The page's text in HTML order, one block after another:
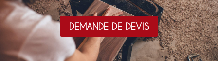
DEMANDE DE DEVIS